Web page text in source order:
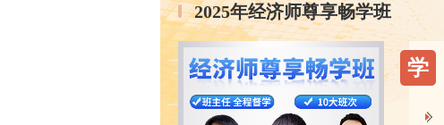
2025年经济师尊享畅学班
学